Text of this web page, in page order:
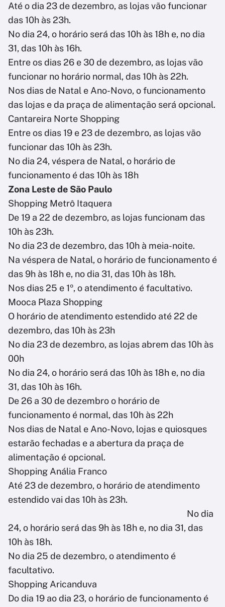
Até o dia 23 de dezembro, as lojas vão funcionar
das 10h às 23h.
No dia 24, o horário será das 10h às 18h e, no dia
31, das 10h às 16h.
Entre os dias 26 e 30 de dezembro, as lojas vão
funcionar no horário normal, das 10h às 22h.
Nos dias de Natal e Ano-Novo, o funcionamento
das lojas e da praça de alimentação será opcional.
Cantareira Norte Shopping
Entre os dias 19 e 23 de dezembro, as lojas vão
funcionar das 10h às 23h.
No dia 24, véspera de Natal, o horário de
funcionamento é das 10h às 18h
Zona Leste de São Paulo
Shopping Metrô Itaquera
De 19 a 22 de dezembro, as lojas funcionam das
10h às 23h.
No dia 23 de dezembro, das 10h à meia-noite.
Na véspera de Natal, o horário de funcionamento é
das 9h às 18h e, no dia 31, das 10h às 18h.
Nos dias 25 e 1º, o atendimento é facultativo.
Mooca Plaza Shopping
O horário de atendimento estendido até 22 de
dezembro, das 10h às 23h
No dia 23 de dezembro, as lojas abrem das 10h às
00h
No dia 24, o horário será das 10h às 18h e, no dia
31, das 10h às 16h.
De 26 a 30 de dezembro o horário de
funcionamento é normal, das 10h às 22h
Nos dias de Natal e Ano-Novo, lojas e quiosques
estarão fechadas e a abertura da praça de
alimentação é opcional.
Shopping Anália Franco
Até 23 de dezembro, o horário de atendimento
estendido vai das 10h às 23h.
No dia
24, o horário será das 9h às 18h e, no dia 31, das
10h às 18h.
No dia 25 de dezembro, o atendimento é
facultativo.
Shopping Aricanduva
Do dia 19 ao dia 23, o horário de funcionamento é